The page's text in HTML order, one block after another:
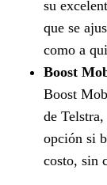
su
que se
como a
Boost
Boost
de
opción si
costo, sin